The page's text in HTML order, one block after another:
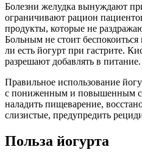
Болезни желудка вынуждают
ограничивают рацион
продукты, которые не
Больным не стоит
ли есть йогурт при гастрите.
разрешают добавлять в питание.
Правильное использование
с пониженным и повышенным
наладить пищеварение,
слизистые, предупредить
Польза йогурта